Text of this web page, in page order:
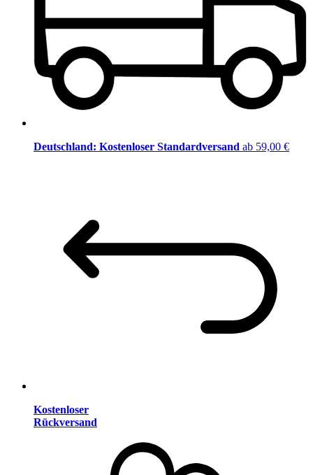
Deutschland: Kostenloser Standardversand ab 59,00 €
Kostenloser
Rückversand